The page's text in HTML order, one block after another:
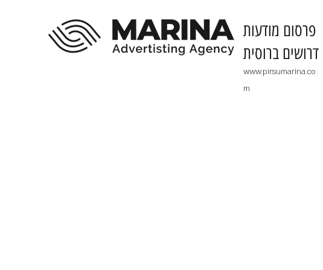
​פרסום מודעות
דרושים ברוסית
www.pirsumarina.co
m